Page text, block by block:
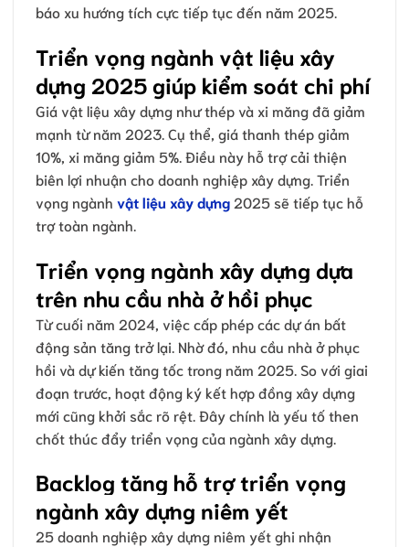
báo xu hướng tích cực tiếp tục đến năm 2025.
Triển vọng ngành vật liệu xây
dựng 2025 giúp kiểm soát chi phí
Giá vật liệu xây dựng như thép và xi măng đã giảm
mạnh từ năm 2023. Cụ thể, giá thanh thép giảm
10%, xi măng giảm 5%. Điều này hỗ trợ cải thiện
biên lợi nhuận cho doanh nghiệp xây dựng. Triển
vọng ngành vật liệu xây dựng 2025 sẽ tiếp tục hỗ
trợ toàn ngành.
Triển vọng ngành xây dựng dựa
trên nhu cầu nhà ở hồi phục
Từ cuối năm 2024, việc cấp phép các dự án bất
động sản tăng trở lại. Nhờ đó, nhu cầu nhà ở phục
hồi và dự kiến tăng tốc trong năm 2025. So với giai
đoạn trước, hoạt động ký kết hợp đồng xây dựng
mới cũng khởi sắc rõ rệt. Đây chính là yếu tố then
chốt thúc đẩy triển vọng của ngành xây dựng.
Backlog tăng hỗ trợ triển vọng
ngành xây dựng niêm yết
25 doanh nghiệp xây dựng niêm yết ghi nhận